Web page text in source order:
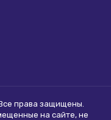
права защищены.
на сайте, не